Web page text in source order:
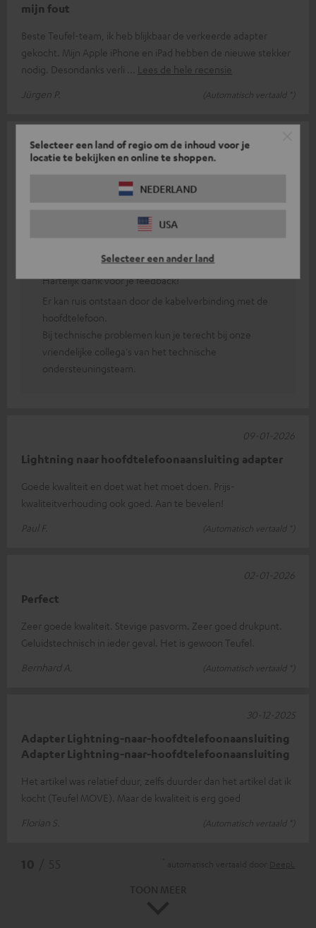
Selecteer een land of regio om de inhoud voor je
locatie te bekijken en online te shoppen.
NEDERLAND
USA
Selecteer een ander land
mijn fout
Beste Teufel-team, ik heb blijkbaar de verkeerde adapter
gekocht. Mijn Apple iPhone en iPad hebben de nieuwe stekker
nodig. Desondanks verli
Lees de hele recensie
Jürgen P.
(Automatisch vertaald *)
Verbinding iPhone-koptelefoon
Het knettert constant... vreselijk.
11-01-2026
Hartelijk dank voor je feedback!
Er kan ruis ontstaan door de kabelverbinding met de
hoofdtelefoon.
Bij technische problemen kun je terecht bij onze
vriendelijke collega's van het technische
ondersteuningsteam.
Lightning naar hoofdtelefoonaansluiting adapter
Goede kwaliteit en doet wat het moet doen. Prijs-
kwaliteitverhouding ook goed. Aan te bevelen!
Paul F.
(Automatisch vertaald *)
09-01-2026
Perfect
Zeer goede kwaliteit. Stevige pasvorm. Zeer goed drukpunt.
Geluidstechnisch in ieder geval. Het is gewoon Teufel.
Bernhard A.
(Automatisch vertaald *)
02-01-2026
Adapter Lightning-naar-hoofdtelefoonaansluiting
Adapter Lightning-naar-hoofdtelefoonaansluiting
Het artikel was relatief duur, zelfs duurder dan het artikel dat ik
kocht (Teufel MOVE). Maar de kwaliteit is erg goed
Florian S.
(Automatisch vertaald *)
30-12-2025